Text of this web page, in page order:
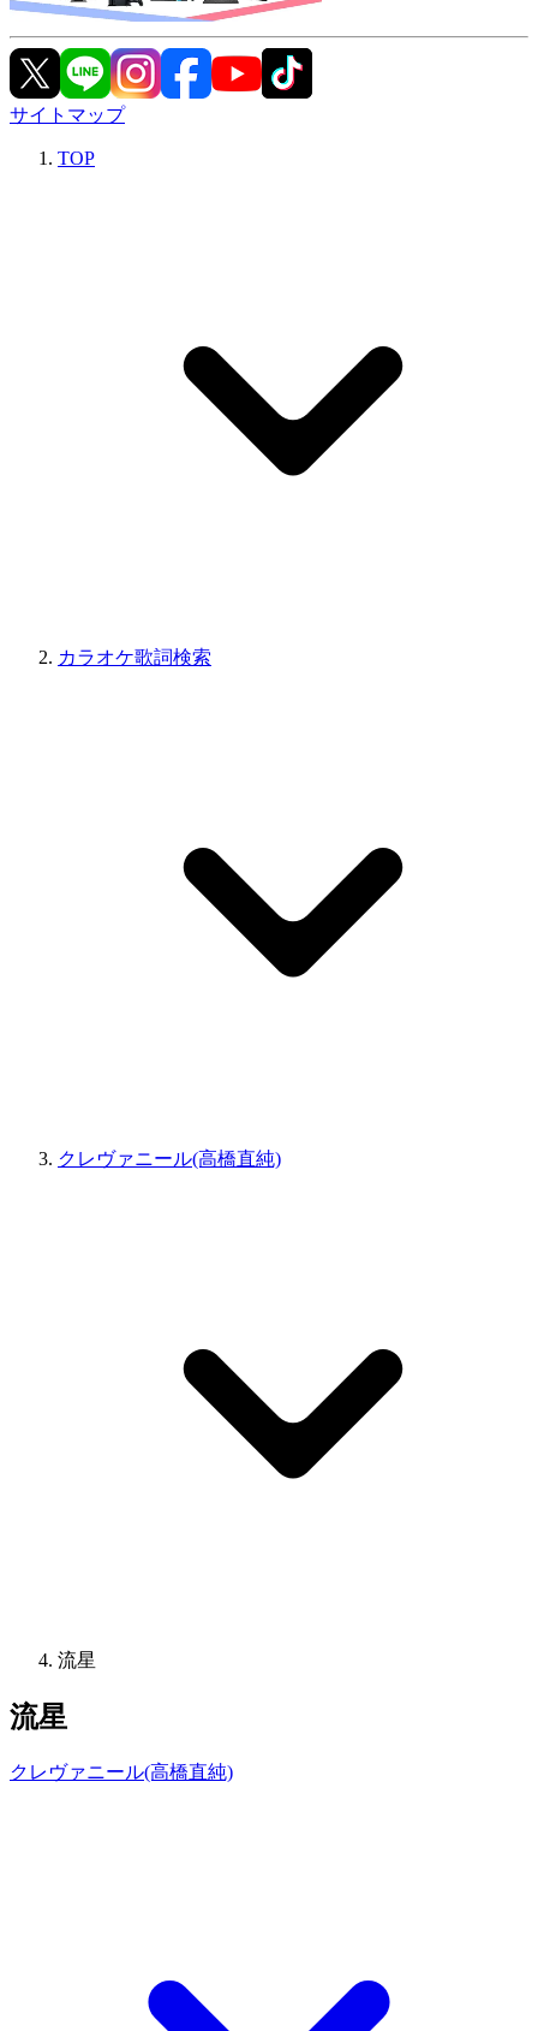
サイトマップ
TOP
カラオケ歌詞検索
クレヴァニール(高橋直純)
流星
流星
クレヴァニール(高橋直純)